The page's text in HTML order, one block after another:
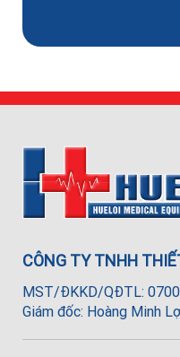
CÔNG TY TNHH
MST/ĐKKD/QĐTL:
Giám đốc: Hoàng Minh